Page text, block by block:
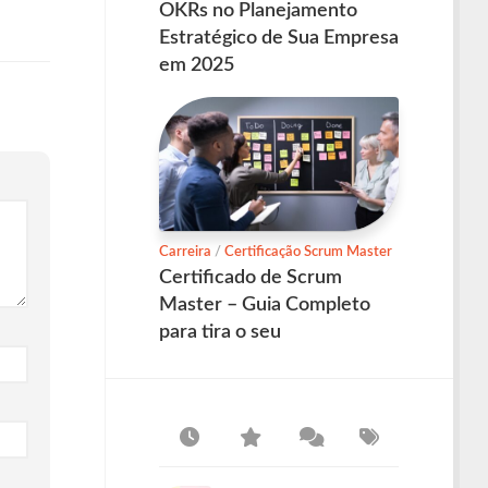
OKRs no Planejamento
Estratégico de Sua Empresa
em 2025
Carreira / Certificação Scrum Master
Certificado de Scrum
Master – Guia Completo
para tira o seu